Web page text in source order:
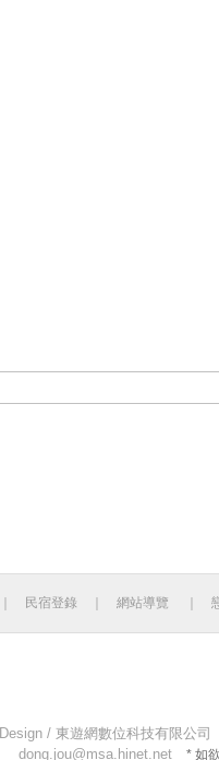
民宿登錄 網站導覽
Design / 東遊網數位科技有限公司
dong.jou@msa.hinet.net
* 如